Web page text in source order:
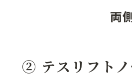
両側19,800
② テスリフトノ